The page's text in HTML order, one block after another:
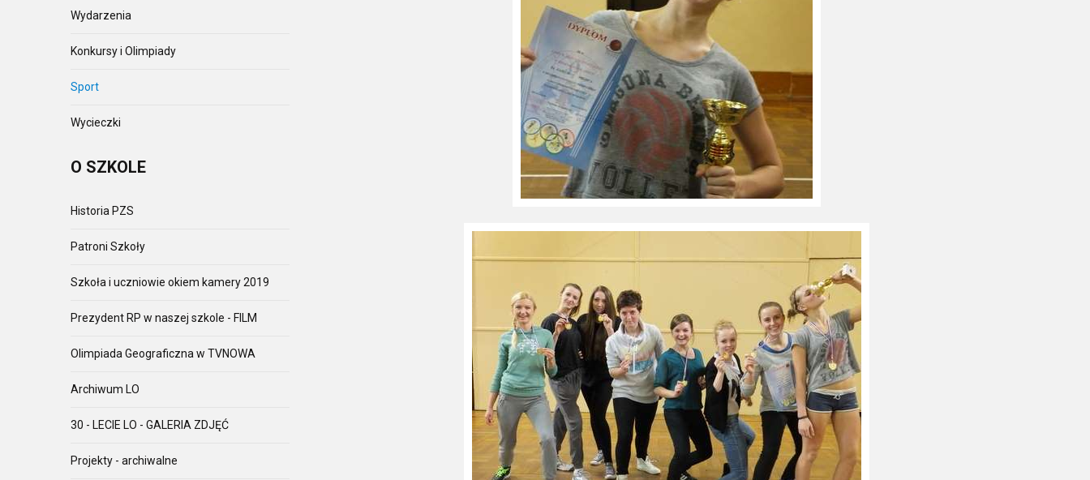
Wydarzenia
Konkursy i Olimpiady
Sport
Wycieczki
O SZKOLE
Historia PZS
Patroni Szkoły
Szkoła i uczniowie okiem kamery 2019
Prezydent RP w naszej szkole - FILM
Olimpiada Geograficzna w TVNOWA
Archiwum LO
30 - LECIE LO - GALERIA ZDJĘĆ
Projekty - archiwalne